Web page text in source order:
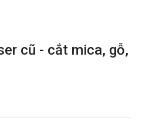
cũ - cắt mica, gỗ,